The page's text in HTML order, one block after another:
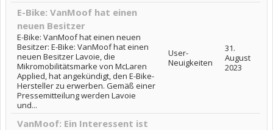
E-Bike: VanMoof hat einen
neuen Besitzer
E-Bike: VanMoof hat einen neuen
Besitzer: E-Bike: VanMoof hat einen
neuen Besitzer Lavoie, die
Mikromobilitätsmarke von McLaren
Applied, hat angekündigt, den E-Bike-
Hersteller zu erwerben. Gemäß einer
Pressemitteilung werden Lavoie
und...
User-
Neuigkeiten
31.
August
2023
VanMoof: Ein Interessent ist